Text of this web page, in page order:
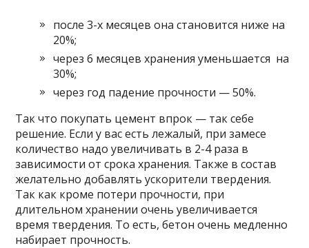
после 3-х месяцев она становится ниже на
20%;
через 6 месяцев хранения уменьшается на
30%;
через год падение прочности — 50%.
Так что покупать цемент впрок — так себе
решение. Если у вас есть лежалый, при замесе
количество надо увеличивать в 2-4 раза в
зависимости от срока хранения. Также в состав
желательно добавлять ускорители твердения.
Так как кроме потери прочности, при
длительном хранении очень увеличивается
время твердения. То есть, бетон очень медленно
набирает прочность.